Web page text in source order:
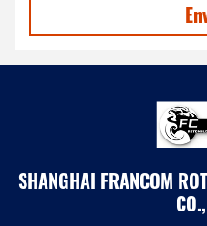
SHANGHAI FRANCOM